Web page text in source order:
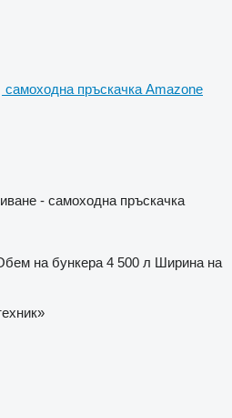
самоходна пръскачка Amazone
- самоходна пръскачка
на бункера 4 500 л Ширина на